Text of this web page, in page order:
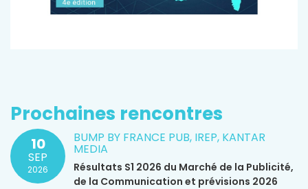
Prochaines rencontres
10
SEP
2026
BUMP BY FRANCE PUB, IREP, KANTAR
MEDIA
Résultats S1 2026 du Marché de la Publicité,
de la Communication et prévisions 2026